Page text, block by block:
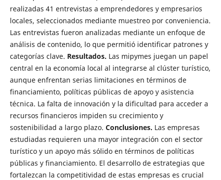
realizadas 41 entrevistas a emprendedores y empresarios
locales, seleccionados mediante muestreo por conveniencia.
Las entrevistas fueron analizadas mediante un enfoque de
análisis de contenido, lo que permitió identificar patrones y
categorías clave. Resultados. Las mipymes juegan un papel
central en la economía local al integrarse al clúster turístico,
aunque enfrentan serias limitaciones en términos de
financiamiento, políticas públicas de apoyo y asistencia
técnica. La falta de innovación y la dificultad para acceder a
recursos financieros impiden su crecimiento y
sostenibilidad a largo plazo. Conclusiones. Las empresas
estudiadas requieren una mayor integración con el sector
turístico y un apoyo más sólido en términos de políticas
públicas y financiamiento. El desarrollo de estrategias que
fortalezcan la competitividad de estas empresas es crucial